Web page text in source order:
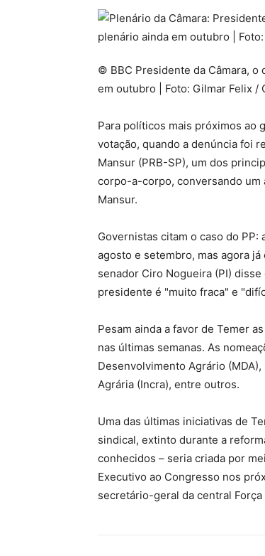
© BBC Presidente da Câmara, o
em outubro | Foto: Gilmar Felix /
Para políticos mais próximos ao
votação, quando a denúncia foi
Mansur (PRB-SP), um dos
corpo-a-corpo, conversando um
Mansur.
Governistas citam o caso do
agosto e setembro, mas agora
senador Ciro Nogueira (PI)
presidente é "muito fraca" e
Pesam ainda a favor de Temer
nas últimas semanas. As
Desenvolvimento Agrário
Agrária (Incra), entre outros.
Uma das últimas iniciativas de
sindical, extinto durante a
conhecidos – seria criada por
Executivo ao Congresso nos
secretário-geral da central